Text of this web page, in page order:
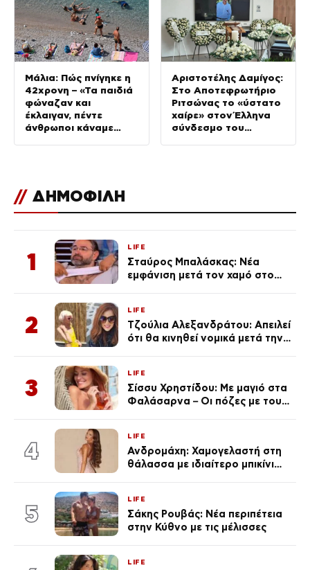
Μάλια: Πώς πνίγηκε η
42χρονη – «Τα παιδιά
φώναζαν και
έκλαιγαν, πέντε
άνθρωποι κάναμε
Αριστοτέλης Δαμίγος:
Στο Αποτεφρωτήριο
Ριτσώνας το «ύστατο
χαίρε» στον Έλληνα
σύνδεσμο του
// ΔΗΜΟΦΙΛΗ
1
LIFE
Σταύρος Μπαλάσκας: Νέα
εμφάνιση μετά τον χαμό στο
2
LIFE
Τζούλια Αλεξανδράτου: Απειλεί
ότι θα κινηθεί νομικά μετά την
3
LIFE
Σίσσυ Χρηστίδου: Με μαγιό στα
Φαλάσαρνα – Οι πόζες με τους
4
LIFE
Ανδρομάχη: Χαμογελαστή στη
θάλασσα με ιδιαίτερο μπικίνι
5
LIFE
Σάκης Ρουβάς: Νέα περιπέτεια
στην Κύθνο με τις μέλισσες
LIFE